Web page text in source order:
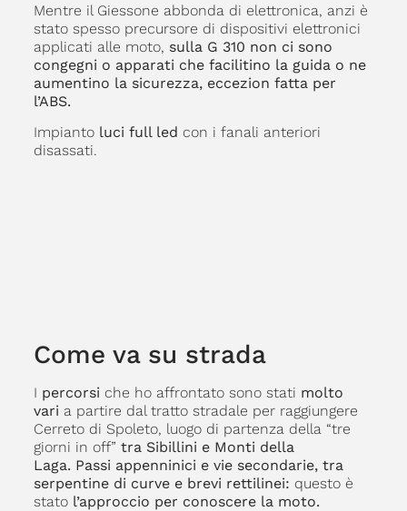
Mentre il Giessone abbonda di elettronica, anzi è
stato spesso precursore di dispositivi elettronici
applicati alle moto, sulla G 310 non ci sono
congegni o apparati che facilitino la guida o ne
aumentino la sicurezza, eccezion fatta per
l’ABS.
Impianto luci full led con i fanali anteriori
disassati.
Come va su strada
I percorsi che ho affrontato sono stati molto
vari a partire dal tratto stradale per raggiungere
Cerreto di Spoleto, luogo di partenza della “tre
giorni in off” tra Sibillini e Monti della
Laga. Passi appenninici e vie secondarie, tra
serpentine di curve e brevi rettilinei: questo è
stato l’approccio per conoscere la moto.